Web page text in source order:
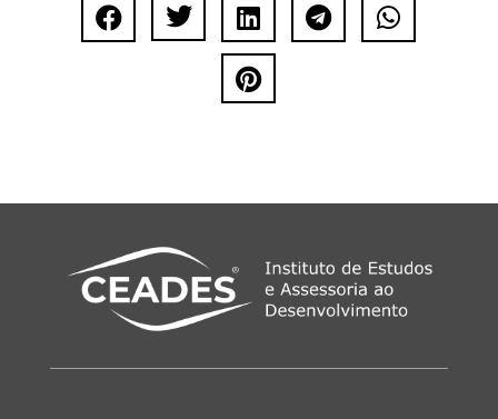
    
